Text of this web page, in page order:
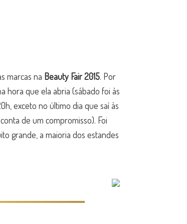
marcas na Beauty Fair 2015. Por
hora que ela abria (sábado foi às
exceto no último dia que saí às
de um compromisso). Foi
grande, a maioria dos estandes